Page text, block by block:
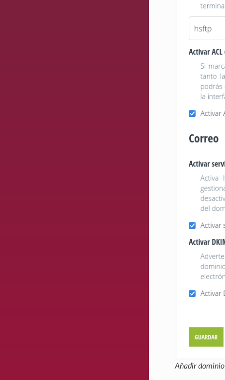
Añadir dominio